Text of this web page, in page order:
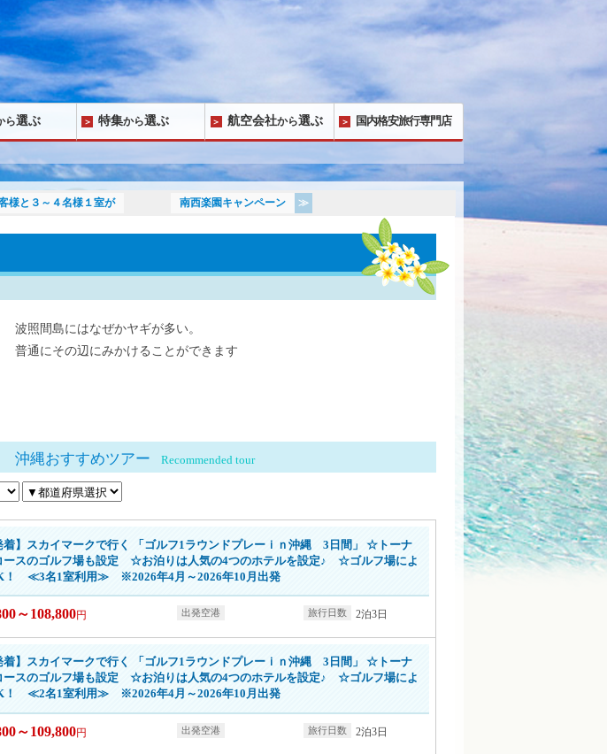
ら選ぶ 特集から選ぶ 航空会社から選ぶ 国内格安旅行専門店
様と３～４名様１室が 南西楽園キャンペーン
波照間島にはなぜかヤギが多い。
普通にその辺にみかけることができます
沖縄おすすめツアー Recommended tour
着】スカイマークで行く 「ゴルフ1ラウンドプレーｉｎ沖縄 3日間」 ☆トーナ
ースのゴルフ場も設定 ☆お泊りは人気の4つのホテルを設定♪ ☆ゴルフ場によ
！ ≪3名1室利用≫ ※2026年4月～2026年10月出発
～108,800円 2泊3日
詳細情報はこちら
着】スカイマークで行く 「ゴルフ1ラウンドプレーｉｎ沖縄 3日間」 ☆トーナ
ースのゴルフ場も設定 ☆お泊りは人気の4つのホテルを設定♪ ☆ゴルフ場によ
！ ≪2名1室利用≫ ※2026年4月～2026年10月出発
～109,800円 2泊3日